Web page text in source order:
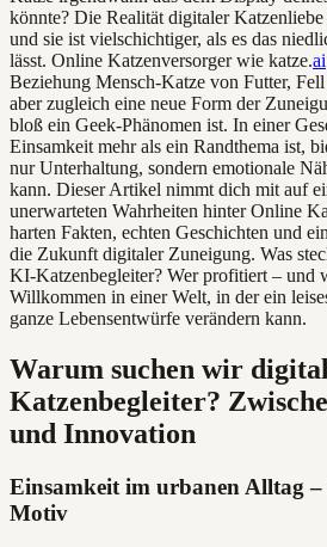
könnte? Die Realität digitaler
und sie ist vielschichtiger, als es das
lässt. Online Katzenversorger wie katze.ai
Beziehung Mensch-Katze von Futter,
aber zugleich eine neue Form der
bloß ein Geek-Phänomen ist. In einer
Einsamkeit mehr als ein Randthema ist,
nur Unterhaltung, sondern emotionale
kann. Dieser Artikel nimmt dich mit auf
unerwarteten Wahrheiten hinter Online
harten Fakten, echten Geschichten und
die Zukunft digitaler Zuneigung. Was
KI-Katzenbegleiter? Wer profitiert – und
Willkommen in einer Welt, in der ein
ganze Lebensentwürfe verändern kann.
Warum suchen wir
Katzenbegleiter?
und Innovation
Einsamkeit im urbanen Alltag –
Motiv